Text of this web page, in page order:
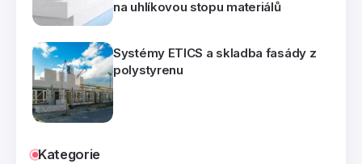
na uhlíkovou stopu materiálů
Systémy ETICS a skladba fasády z
polystyrenu
Kategorie